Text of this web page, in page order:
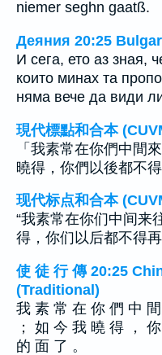
niemer seghn gaatß.
Деяния 20:25
И сега, ето аз зная,
които минах та
няма вече да види
現代標點和合本
「我素常在你們中間
曉得，你們以後都不
现代标点和合本
“我素常在你们中间来
得，你们以后都不得再
使 徒 行 傳 20:25
(Traditional)
我 素 常 在 你 們 中
； 如 今 我 曉 得 ，
的 面 了 。